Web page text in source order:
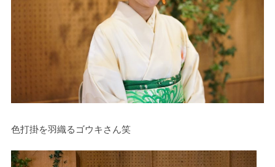
色打掛を羽織るゴウキさん笑